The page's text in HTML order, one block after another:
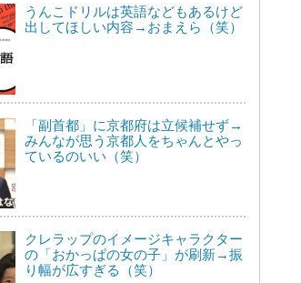
うんこドリルは英語などもあるけど
出してほしい内容→おまえら（笑）
「副首都」に京都府は立候補せず→
みんなが思う京都人をちゃんとやっ
ているのいい（笑）
クレラップのイメージキャラクター
の「おかっぱの女の子」が刷新→振
り幅が広すぎる（笑）